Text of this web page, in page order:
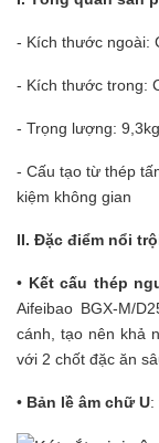
- Kích thước ngoài:
- Kích thước trong:
- Trọng lượng: 9,3kg
- Cấu tạo từ thép
kiệm không gian
II. Đặc điểm nổi
• Kết cấu thép
Aifeibao BGX-M/
cánh, tạo nên khả
với 2 chốt đặc ăn
• Bản lề âm chữ U: